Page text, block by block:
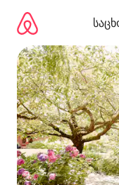
გადასვლა